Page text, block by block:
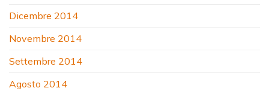
Dicembre 2014
Novembre 2014
Settembre 2014
Agosto 2014